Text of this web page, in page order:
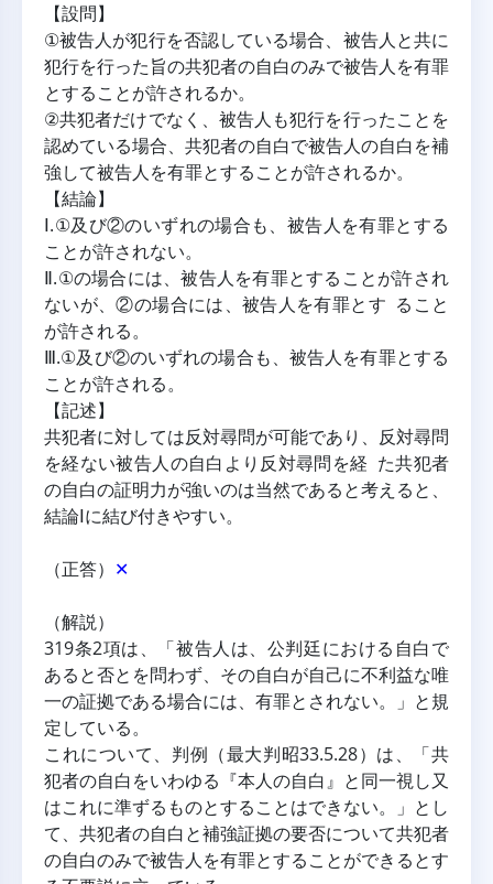
【設問】
①被告人が犯行を否認している場合、被告人と共に
犯行を行った旨の共犯者の自白のみで被告人を有罪
とすることが許されるか。
②共犯者だけでなく、被告人も犯行を行ったことを
認めている場合、共犯者の自白で被告人の自白を補
強して被告人を有罪とすることが許されるか。
【結論】
Ⅰ.①及び②のいずれの場合も、被告人を有罪とする
ことが許されない。
Ⅱ.①の場合には、被告人を有罪とすることが許され
ないが、②の場合には、被告人を有罪とす ること
が許される。
Ⅲ.①及び②のいずれの場合も、被告人を有罪とする
ことが許される。
【記述】
共犯者に対しては反対尋問が可能であり、反対尋問
を経ない被告人の自白より反対尋問を経 た共犯者
の自白の証明力が強いのは当然であると考えると、
結論Ⅰに結び付きやすい。
（正答） ✕
（解説）
319条2項は、「被告人は、公判廷における自白で
あると否とを問わず、その自白が自己に不利益な唯
一の証拠である場合には、有罪とされない。」と規
定している。
これについて、判例（最大判昭33.5.28）は、「共
犯者の自白をいわゆる『本人の自白』と同一視し又
はこれに準ずるものとすることはできない。」とし
て、共犯者の自白と補強証拠の要否について共犯者
の自白のみで被告人を有罪とすることができるとす